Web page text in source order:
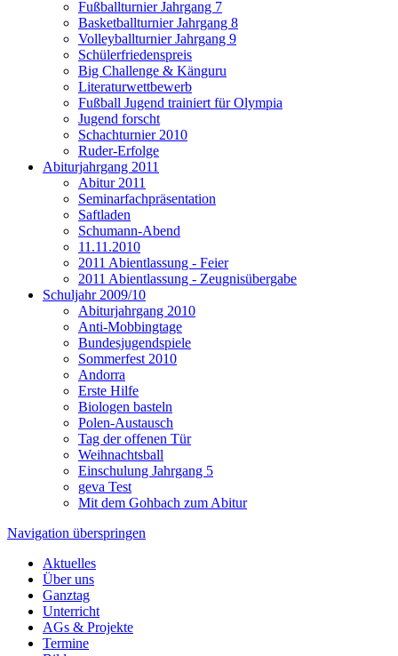
Fußballturnier Jahrgang 7
Basketballturnier Jahrgang 8
Volleyballturnier Jahrgang 9
Schülerfriedenspreis
Big Challenge & Känguru
Literaturwettbewerb
Fußball Jugend trainiert für Olympia
Jugend forscht
Schachturnier 2010
Ruder-Erfolge
Abiturjahrgang 2011
Abitur 2011
Seminarfachpräsentation
Saftladen
Schumann-Abend
11.11.2010
2011 Abientlassung - Feier
2011 Abientlassung - Zeugnisübergabe
Schuljahr 2009/10
Abiturjahrgang 2010
Anti-Mobbingtage
Bundesjugendspiele
Sommerfest 2010
Andorra
Erste Hilfe
Biologen basteln
Polen-Austausch
Tag der offenen Tür
Weihnachtsball
Einschulung Jahrgang 5
geva Test
Mit dem Gohbach zum Abitur
Navigation überspringen
Aktuelles
Über uns
Ganztag
Unterricht
AGs & Projekte
Termine